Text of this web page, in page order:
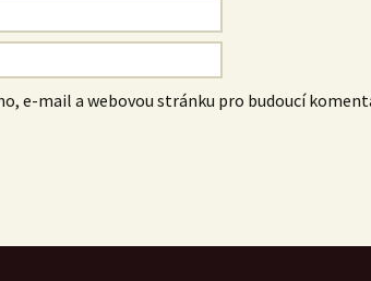
e-mail a webovou stránku pro budoucí